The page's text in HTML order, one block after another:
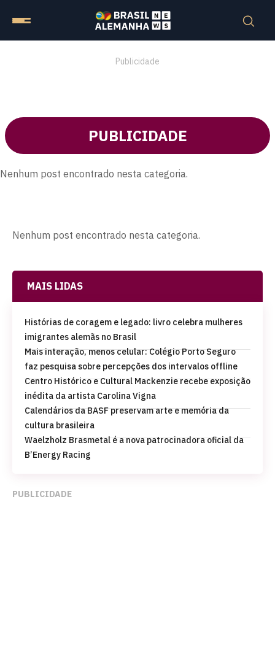
Publicidade
PUBLICIDADE
Nenhum post encontrado nesta categoria.
Nenhum post encontrado nesta categoria.
MAIS LIDAS
Histórias de coragem e legado: livro celebra mulheres
imigrantes alemãs no Brasil
Mais interação, menos celular: Colégio Porto Seguro
faz pesquisa sobre percepções dos intervalos offline
Centro Histórico e Cultural Mackenzie recebe exposição
inédita da artista Carolina Vigna
Calendários da BASF preservam arte e memória da
cultura brasileira
Waelzholz Brasmetal é a nova patrocinadora oficial da
B’Energy Racing
PUBLICIDADE